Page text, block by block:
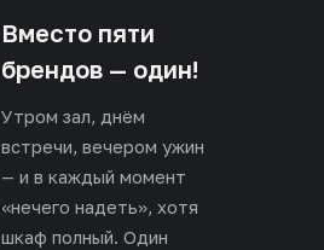
Вместо пяти
брендов — один!
Утром зал, днём
встречи, вечером ужин
— и в каждый момент
«нечего надеть», хотя
шкаф полный. Один